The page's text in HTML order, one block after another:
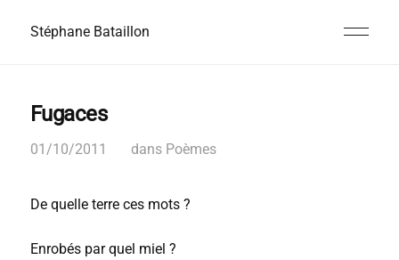
Stéphane Bataillon
Fugaces
01/10/2011 dans Poèmes
De quelle terre ces mots ?
Enrobés par quel miel ?